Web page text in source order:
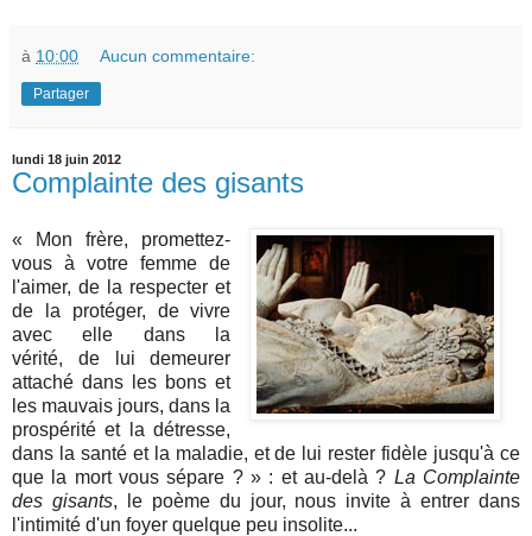
à 10:00 Aucun commentaire:
Partager
lundi 18 juin 2012
Complainte des gisants
« Mon frère, promettez-
vous à votre femme de
l'aimer, de la respecter et
de la protéger, de vivre
avec elle dans la
vérité, de lui demeurer
attaché dans les bons et
les mauvais jours, dans la
prospérité et la détresse,
dans la santé et la maladie, et de lui rester fidèle jusqu'à ce
que la mort vous sépare ? » : et au-delà ? La Complainte
des gisants, le poème du jour, nous invite à entrer dans
l'intimité d'un foyer quelque peu insolite...